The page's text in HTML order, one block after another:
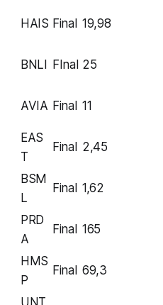
HAIS Final 19,98
BNLI FInal 25
AVIA Final 11
EAS
T
Final 2,45
BSM
L
Final 1,62
PRD
A
Final 165
HMS
P
Final 69,3
UNT